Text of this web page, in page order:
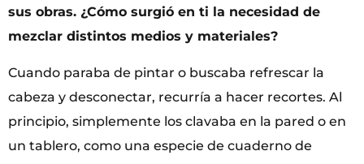
sus obras. ¿Cómo surgió en ti la necesidad de
mezclar distintos medios y materiales?
Cuando paraba de pintar o buscaba refrescar la
cabeza y desconectar, recurría a hacer recortes. Al
principio, simplemente los clavaba en la pared o en
un tablero, como una especie de cuaderno de